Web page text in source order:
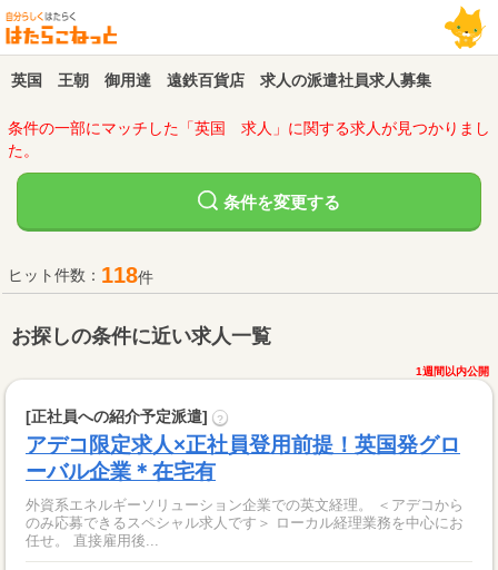
英国 王朝 御用達 遠鉄百貨店 求人の派遣社員求人募集
条件の一部にマッチした「英国 求人」に関する求人が見つかりまし
た。
条件を変更する
ヒット件数： 118件
お探しの条件に近い求人一覧
1週間以内公開
[正社員への紹介予定派遣] ?
アデコ限定求人×正社員登用前提！英国発グロ
ーバル企業＊在宅有
外資系エネルギーソリューション企業での英文経理。 ＜アデコから
のみ応募できるスペシャル求人です＞ ローカル経理業務を中心にお
任せ。 直接雇用後...